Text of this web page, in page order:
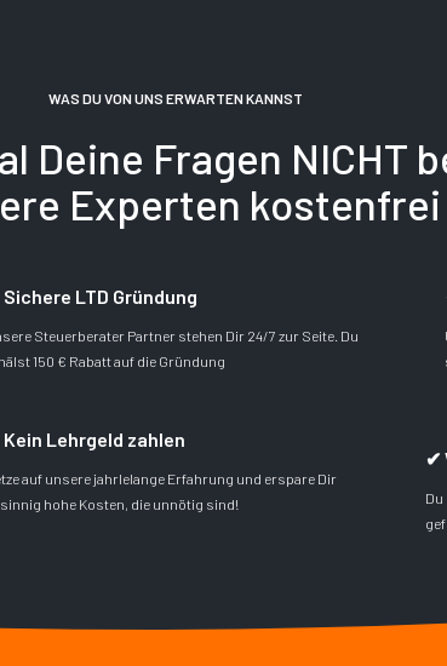
WAS DU VON UNS ERWARTEN KANNST
Deine Fragen NICHT
Experten
LTD Gründung
Steuerberater Partner stehen Dir 24/7 zur Seite. Du
150 € Rabatt auf die Gründung
Lehrgeld zahlen
auf unsere jahrlelange Erfahrung und erspare Dir
hohe Kosten, die unnötig sind!
✔